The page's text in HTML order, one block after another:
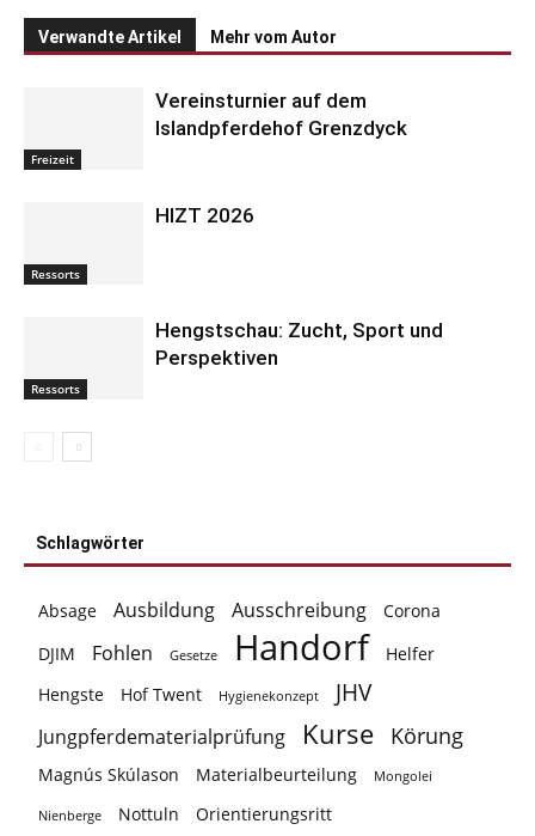
Verwandte Artikel Mehr vom Autor
Freizeit
Vereinsturnier auf dem
Islandpferdehof Grenzdyck
Ressorts
HIZT 2026
Ressorts
Hengstschau: Zucht, Sport und
Perspektiven
Schlagwörter
Absage Ausbildung Ausschreibung
Corona
DJIM
Fohlen Gesetze Handorf
Helfer
Hengste
Hof Twent Hygienekonzept JHV
Jungpferdematerialprüfung Kurse Körung
Magnús Skúlason Materialbeurteilung Mongolei
Nienberge Nottuln Orientierungsritt